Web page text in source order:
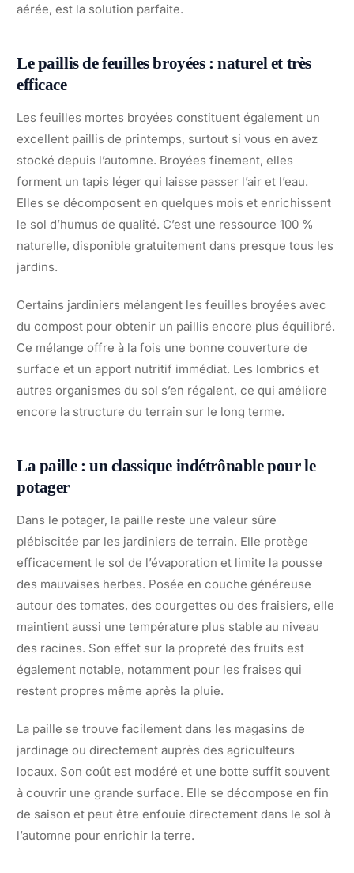
aérée, est la solution parfaite.
Le paillis de feuilles broyées : naturel et très
efficace
Les feuilles mortes broyées constituent également un
excellent paillis de printemps, surtout si vous en avez
stocké depuis l’automne. Broyées finement, elles
forment un tapis léger qui laisse passer l’air et l’eau.
Elles se décomposent en quelques mois et enrichissent
le sol d’humus de qualité. C’est une ressource 100 %
naturelle, disponible gratuitement dans presque tous les
jardins.
Certains jardiniers mélangent les feuilles broyées avec
du compost pour obtenir un paillis encore plus équilibré.
Ce mélange offre à la fois une bonne couverture de
surface et un apport nutritif immédiat. Les lombrics et
autres organismes du sol s’en régalent, ce qui améliore
encore la structure du terrain sur le long terme.
La paille : un classique indétrônable pour le
potager
Dans le potager, la paille reste une valeur sûre
plébiscitée par les jardiniers de terrain. Elle protège
efficacement le sol de l’évaporation et limite la pousse
des mauvaises herbes. Posée en couche généreuse
autour des tomates, des courgettes ou des fraisiers, elle
maintient aussi une température plus stable au niveau
des racines. Son effet sur la propreté des fruits est
également notable, notamment pour les fraises qui
restent propres même après la pluie.
La paille se trouve facilement dans les magasins de
jardinage ou directement auprès des agriculteurs
locaux. Son coût est modéré et une botte suffit souvent
à couvrir une grande surface. Elle se décompose en fin
de saison et peut être enfouie directement dans le sol à
l’automne pour enrichir la terre.